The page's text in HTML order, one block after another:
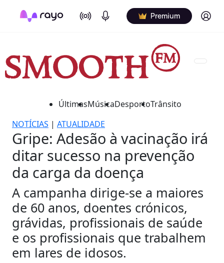
On Air Podcasts Premium Log in
ÚltimasMúsicaDesportoTrânsito
NOTÍCIAS | ATUALIDADE
Gripe: Adesão à vacinação irá
ditar sucesso na prevenção
da carga da doença
A campanha dirige-se a maiores
de 60 anos, doentes crónicos,
grávidas, profissionais de saúde
e os profissionais que trabalhem
em lares de idosos.